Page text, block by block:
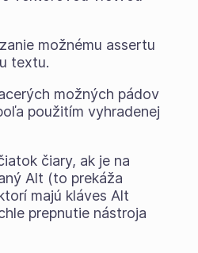
možnému assertu
textu.
možných pádov
použitím vyhradenej
čiary, ak je na
Alt (to prekáža
majú kláves Alt
prepnutie nástroja